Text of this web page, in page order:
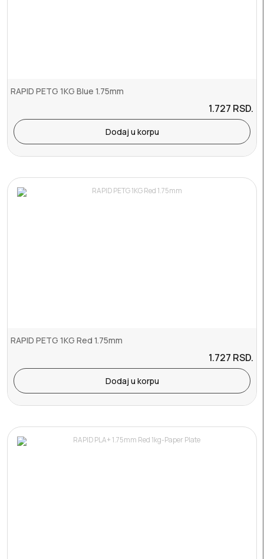
RAPID PETG 1KG Blue 1.75mm
1.727 RSD.
Dodaj u korpu
RAPID PETG 1KG Red 1.75mm
1.727 RSD.
Dodaj u korpu